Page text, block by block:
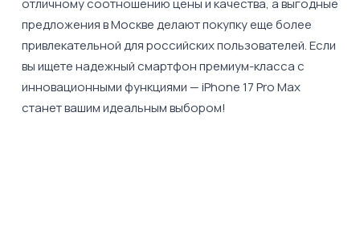
отличному соотношению цены и качества, а выгодные
предложения в Москве делают покупку еще более
привлекательной для российских пользователей. Если
вы ищете надежный смартфон премиум-класса с
инновационными функциями — iPhone 17 Pro Max
станет вашим идеальным выбором!